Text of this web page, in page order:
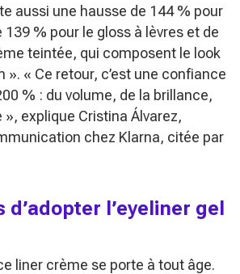
aussi une hausse de 144 % pour
139 % pour le gloss à lèvres et de
teintée, qui composent le look
». « Ce retour, c’est une confiance
% : du volume, de la brillance,
», explique Cristina Álvarez,
chez Klarna, citée par
d’adopter l’eyeliner gel
liner crème se porte à tout âge.